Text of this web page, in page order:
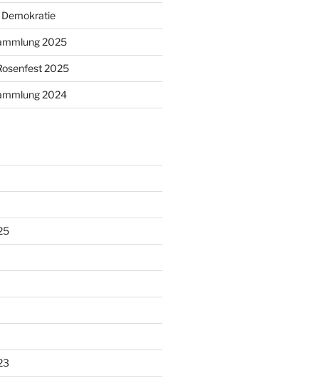
2025
2025
2024